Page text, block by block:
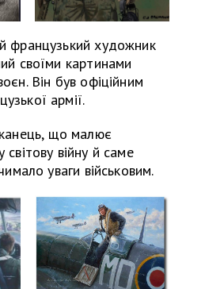
французький художник
своїми картинами
Він був офіційним
армії.
що малює
війну й саме
уваги військовим.